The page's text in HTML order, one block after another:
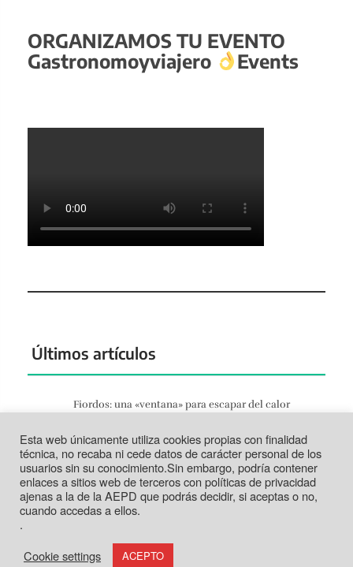
ORGANIZAMOS TU EVENTO
Gastronomoyviajero
Events
Últimos artículos
Fiordos: una «ventana» para escapar del calor
Tortosa: la vida según el Ebro
Jun 21, 2026
Tabarca: más que un trozo de piedra
Jun 14, 2026
Funciona conInkhive Themes
Esta web únicamente utiliza cookies propias con finalidad
técnica, no recaba ni cede datos de carácter personal de los
usuarios sin su conocimiento.Sin embargo, podría contener
enlaces a sitios web de terceros con políticas de privacidad
ajenas a la de la AEPD que podrás decidir, si aceptas o no,
cuando accedas a ellos.
.
Cookie settings
ACEPTO